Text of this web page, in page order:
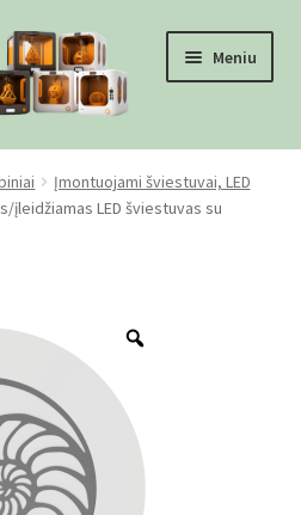
Meniu
Įmontuojami šviestuvai, LED
įleidžiamas LED šviestuvas su